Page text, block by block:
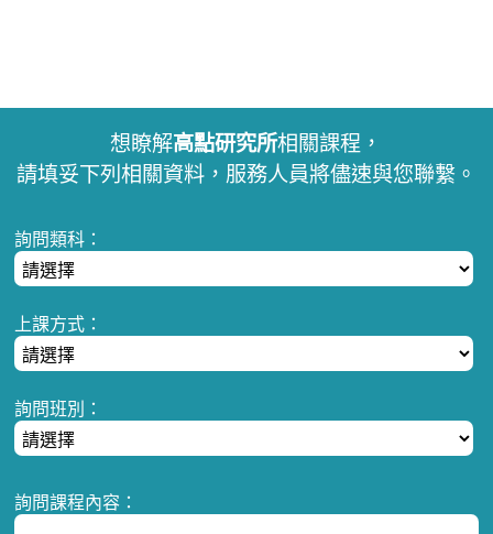
想瞭解高點研究所相關課程，
請填妥下列相關資料，服務人員將儘速與您聯繫。
詢問類科：
上課方式：
詢問班別：
詢問課程內容：